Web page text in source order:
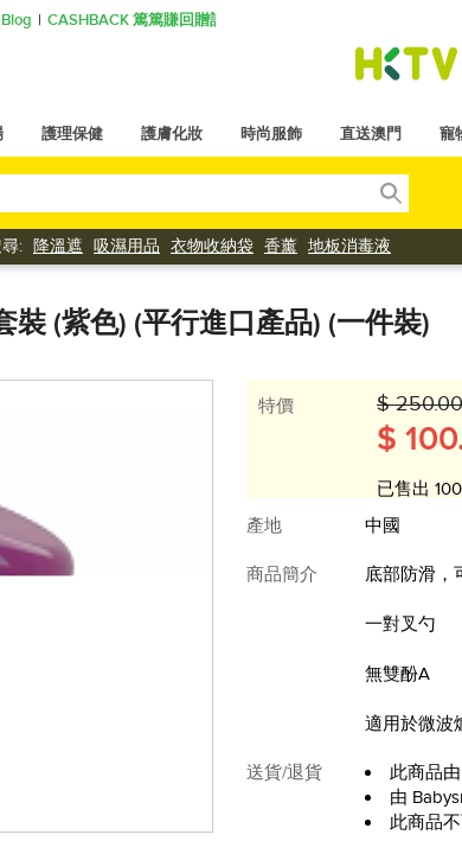
CASHBACK 篤篤賺回贈計劃
護理保健 護膚化妝 時尚服飾 直送澳門 寵
: 降溫遮 吸濕用品 衣物收納袋 香薰 地板消毒液
裝 (紫色) (平行進口產品) (一件裝)
特價 $ 250.00
$
已售出
產地
中國
商品簡介 底部防滑，
一對叉勺
無雙酚A
適用於微波
送貨/退貨 此商品
由
此商品